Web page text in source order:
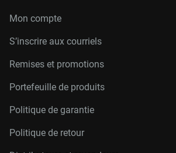
Mon compte
S’inscrire aux courriels
Remises et promotions
Portefeuille de produits
Politique de garantie
Politique de retour